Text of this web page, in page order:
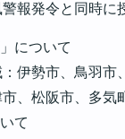
報発令と同時に
について
：伊勢市、鳥羽
市、松阪市、多気
て